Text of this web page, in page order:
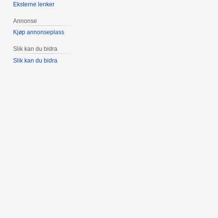
Eksterne lenker
Annonse
Kjøp annonseplass
Slik kan du bidra
Slik kan du bidra